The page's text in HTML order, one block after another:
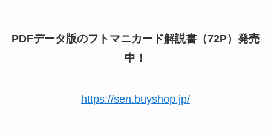
PDFデータ版のフトマニカード解説書（72P）発売
中！
https://sen.buyshop.jp/